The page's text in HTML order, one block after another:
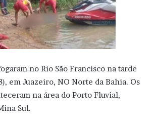
no Rio São Francisco na tarde
em Juazeiro, NO Norte da Bahia. Os
na área do Porto Fluvial,
Sul.